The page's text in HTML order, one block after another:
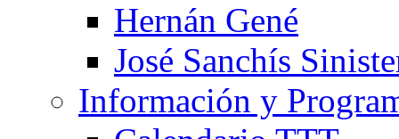
Hernán Gené
José Sanchís
Información y